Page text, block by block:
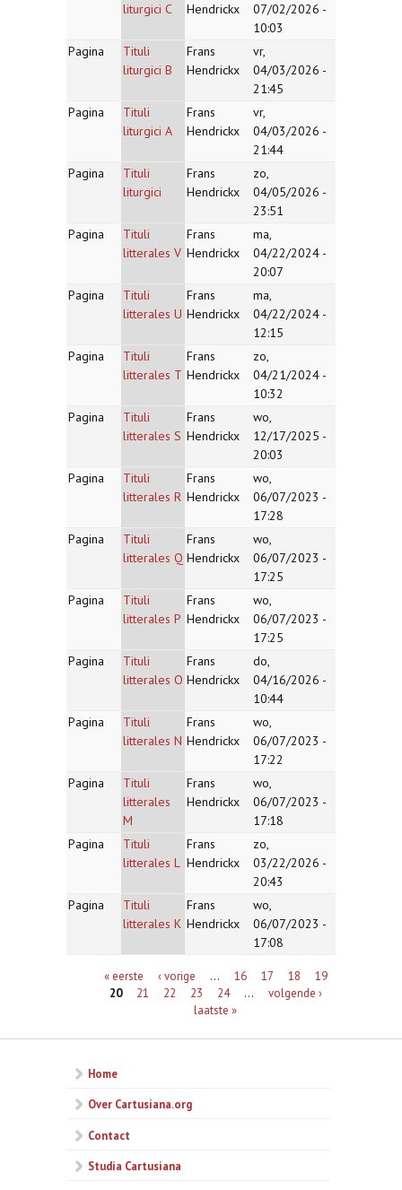
liturgici C
Hendrickx
07/02/2026 -
10:03
Pagina
Tituli
liturgici B
Frans
Hendrickx
vr,
04/03/2026 -
21:45
Pagina
Tituli
liturgici A
Frans
Hendrickx
vr,
04/03/2026 -
21:44
Pagina
Tituli
liturgici
Frans
Hendrickx
zo,
04/05/2026 -
23:51
Pagina
Tituli
litterales V
Frans
Hendrickx
ma,
04/22/2024 -
20:07
Pagina
Tituli
litterales U
Frans
Hendrickx
ma,
04/22/2024 -
12:15
Pagina
Tituli
litterales T
Frans
Hendrickx
zo,
04/21/2024 -
10:32
Pagina
Tituli
litterales S
Frans
Hendrickx
wo,
12/17/2025 -
20:03
Pagina
Tituli
litterales R
Frans
Hendrickx
wo,
06/07/2023 -
17:28
Pagina
Tituli
litterales Q
Frans
Hendrickx
wo,
06/07/2023 -
17:25
Pagina
Tituli
litterales P
Frans
Hendrickx
wo,
06/07/2023 -
17:25
Pagina
Tituli
litterales O
Frans
Hendrickx
do,
04/16/2026 -
10:44
Pagina
Tituli
litterales N
Frans
Hendrickx
wo,
06/07/2023 -
17:22
Pagina
Tituli
litterales
M
Frans
Hendrickx
wo,
06/07/2023 -
17:18
Pagina
Tituli
litterales L
Frans
Hendrickx
zo,
03/22/2026 -
20:43
Pagina
Tituli
litterales K
Frans
Hendrickx
wo,
06/07/2023 -
17:08
Pagina's« eerste ‹ vorige … 16 17 18
19
20
21 22 23 24 …
volgende ›
laatste »
Home
Over Cartusiana.org
Contact
Studia Cartusiana